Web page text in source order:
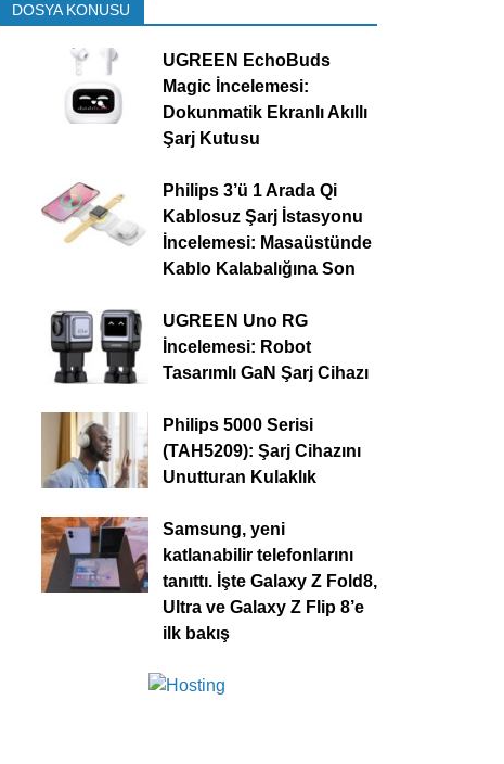
DOSYA KONUSU
UGREEN EchoBuds
Magic İncelemesi:
Dokunmatik Ekranlı Akıllı
Şarj Kutusu
Philips 3’ü 1 Arada Qi
Kablosuz Şarj İstasyonu
İncelemesi: Masaüstünde
Kablo Kalabalığına Son
UGREEN Uno RG
İncelemesi: Robot
Tasarımlı GaN Şarj Cihazı
Philips 5000 Serisi
(TAH5209): Şarj Cihazını
Unutturan Kulaklık
Samsung, yeni
katlanabilir telefonlarını
tanıttı. İşte Galaxy Z Fold8,
Ultra ve Galaxy Z Flip 8’e
ilk bakış